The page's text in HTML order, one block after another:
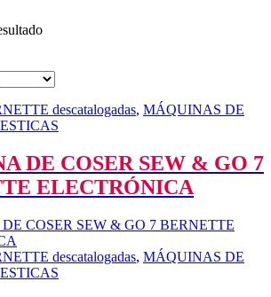
descatalogadas, MÁQUINAS DE
DE COSER SEW & GO 7
ELECTRÓNICA
descatalogadas, MÁQUINAS DE